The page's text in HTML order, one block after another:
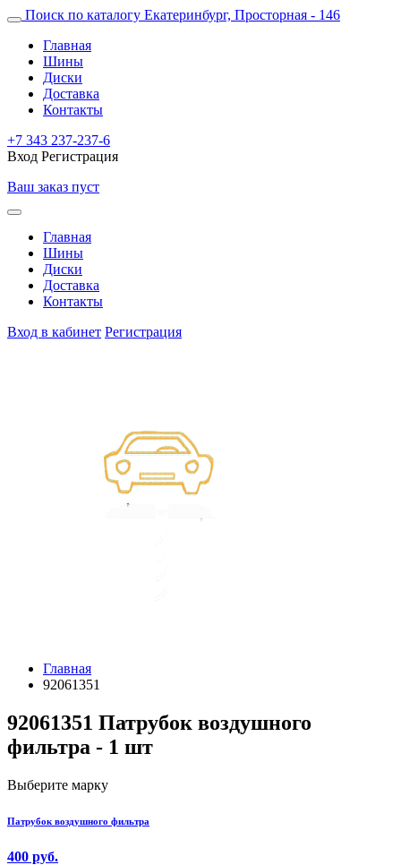
Поиск по каталогу Екатеринбург, Просторная - 146
Главная
Шины
Диски
Доставка
Контакты
+7 343 237-237-6
Вход Регистрация
Ваш заказ пуст
Главная
Шины
Диски
Доставка
Контакты
Вход в кабинет Регистрация
Главная
92061351
92061351 Патрубок воздушного
фильтра - 1 шт
Выберите марку
Патрубок воздушного фильтра
400 руб.